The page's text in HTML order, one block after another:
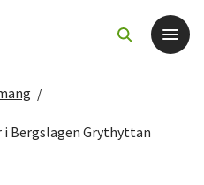
/
Bergslagen Grythyttan